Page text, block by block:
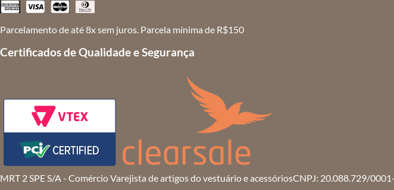
Parcelamento de até 8x sem juros. Parcela mínima de R$150
Certificados de Qualidade e Segurança
MRT 2 SPE S/A - Comércio Varejista de artigos do vestuário e acessóriosCNPJ: 20.088.729/